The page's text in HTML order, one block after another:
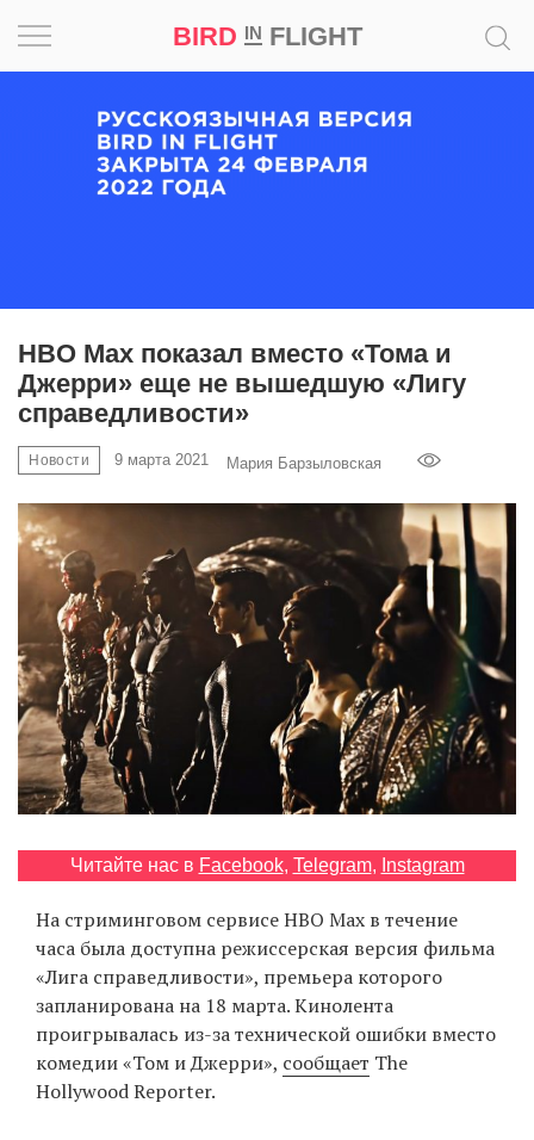
BIRD INFLIGHT
HBO Max показал вместо «Тома и
Джерри» еще не вышедшую «Лигу
справедливости»
Новости 9 марта 2021 Мария Барзыловская
Читайте нас в Facebook, Telegram, Instagram
На стриминговом сервисе HBO Max в течение
часа была доступна режиссерская версия фильма
«Лига справедливости», премьера которого
запланирована на 18 марта. Кинолента
проигрывалась из-за технической ошибки вместо
комедии «Том и Джерри», сообщает The
Hollywood Reporter.